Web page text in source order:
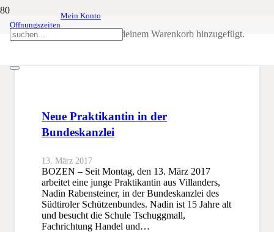
Öffnungszeiten
Mein Konto
wurde deinem Warenkorb hinzugefügt.
Nadin Rabensteiner
Neue Praktikantin in der
Bundeskanzlei
13. März 2017
BOZEN – Seit Montag, den 13. März 2017
arbeitet eine junge Praktikantin aus Villanders,
Nadin Rabensteiner, in der Bundeskanzlei des
Südtiroler Schützenbundes. Nadin ist 15 Jahre alt
und besucht die Schule Tschuggmall,
Fachrichtung Handel und…